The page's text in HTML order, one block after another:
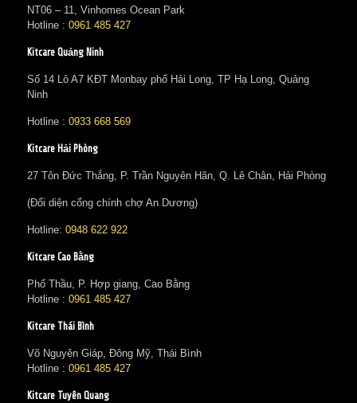
NT06 – 11, Vinhomes Ocean Park
Hotline : 0961 485 427
Kitcare Quảng Ninh
Số 14 Lô A7 KĐT Monbay phố Hải Long, TP Hạ Long, Quảng
Ninh
Hotline : 0933 668 569
Kitcare Hải Phòng
27 Tôn Đức Thắng, P. Trần Nguyên Hãn, Q. Lê Chân, Hải Phòng
(Đối diện cổng chính chợ An Dương)
Hotline: 0948 622 922
Kitcare Cao Bằng
Phố Thầu, P. Hợp giang, Cao Bằng
Hotline : 0961 485 427
Kitcare Thái Bình
Võ Nguyên Giáp, Đông Mỹ, Thái Bình
Hotline : 0961 485 427
Kitcare Tuyên Quang